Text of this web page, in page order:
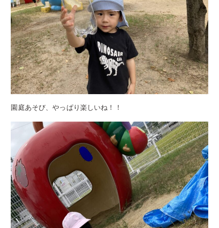
園庭あそび、やっぱり楽しいね！！